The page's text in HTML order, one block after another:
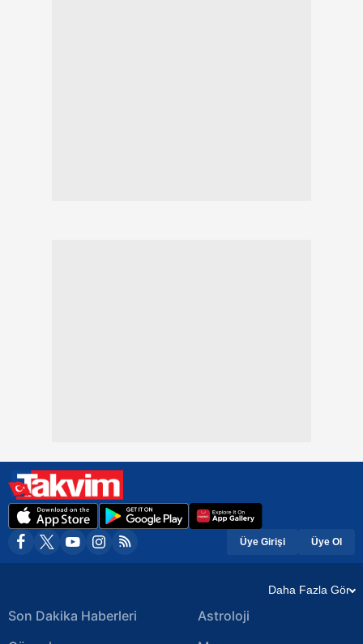
Üye Girişi Üye Ol
Daha Fazla Gör
Son Dakika Haberleri
Astroloji